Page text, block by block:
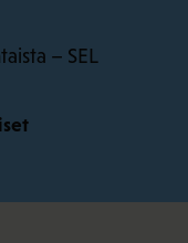
– SEL